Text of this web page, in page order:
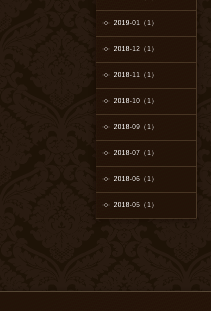
2019-01（1）
2018-12（1）
2018-11（1）
2018-10（1）
2018-09（1）
2018-07（1）
2018-06（1）
2018-05（1）